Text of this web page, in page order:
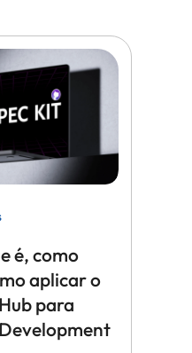
é, como
aplicar o
para